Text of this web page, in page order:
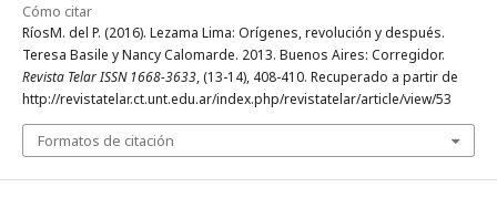
Cómo citar
RíosM. del P. (2016). Lezama Lima: Orígenes, revolución y después.
Teresa Basile y Nancy Calomarde. 2013. Buenos Aires: Corregidor.
Revista Telar ISSN 1668-3633, (13-14), 408-410. Recuperado a partir de
http://revistatelar.ct.unt.edu.ar/index.php/revistatelar/article/view/53
Formatos de citación